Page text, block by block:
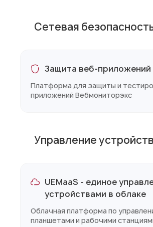
Сетевая
Защита веб-приложений
Платформа для защиты и
приложений Вебмониторэкс
Управление
UEMaaS - единое
устройствами в облаке
Облачная платформа по
планшетами и рабочими